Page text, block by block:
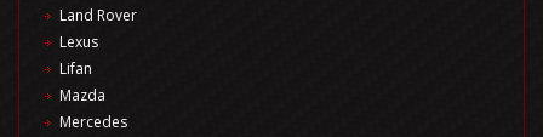
Land Rover
Lexus
Lifan
Mazda
Mercedes